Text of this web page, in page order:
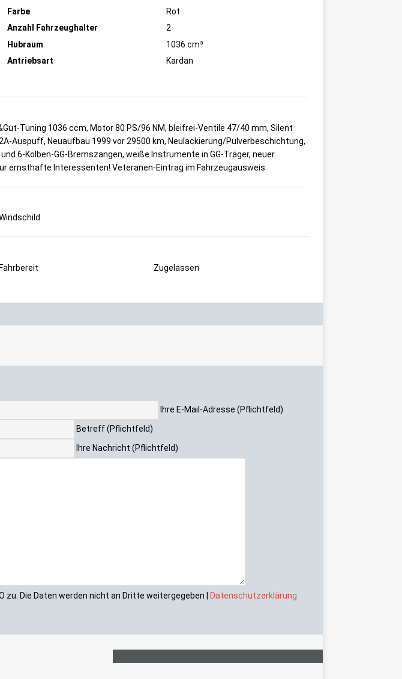
Farbe
Rot
Anzahl Fahrzeughalter
2
Hubraum
1036 cm³
Antriebsart
Kardan
Tuning 1036 ccm, Motor 80 PS/96 NM, bleifrei-Ventile 47/40 mm, Silent
Auspuff, Neuaufbau 1999 vor 29500 km, Neulackierung/Pulverbeschichtung,
6-Kolben-GG-Bremszangen, weiße Instrumente in GG-Träger, neuer
ernsthafte Interessenten! Veteranen-Eintrag im Fahrzeugausweis
Fahrbereit
Zugelassen
Ihre E-Mail-Adresse (Pflichtfeld)
Betreff (Pflichtfeld)
Ihre Nachricht (Pflichtfeld)
zu. Die Daten werden nicht an Dritte weitergegeben | Datenschutzerklärung